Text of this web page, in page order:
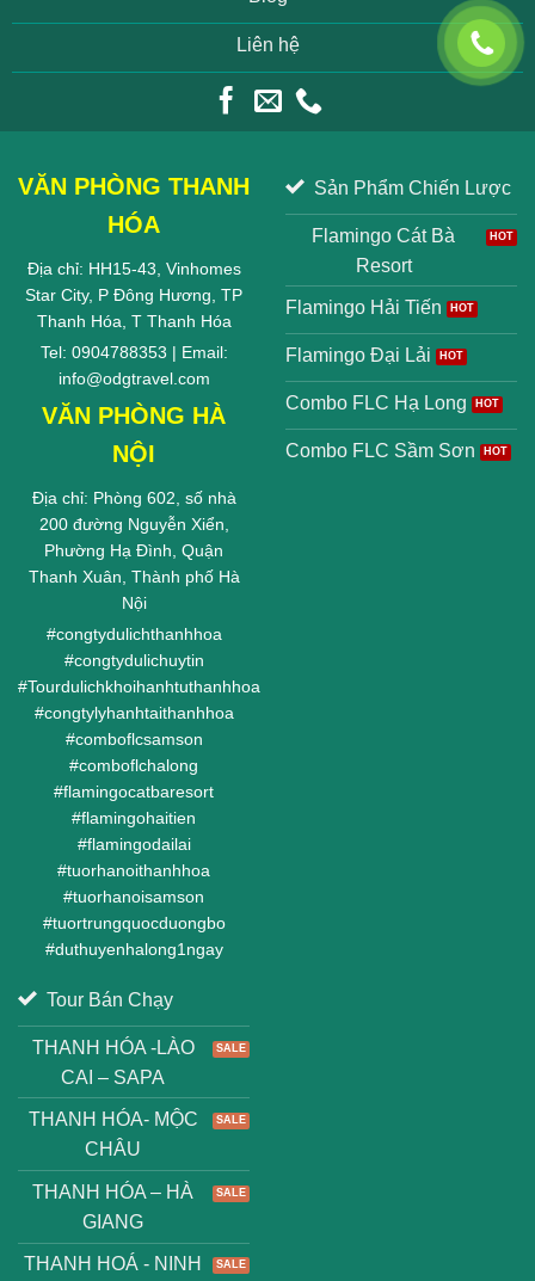
Liên hệ
VĂN PHÒNG THANH
HÓA
Địa chỉ: HH15-43, Vinhomes
Star City, P Đông Hương, TP
Thanh Hóa, T Thanh Hóa
Tel: 0904788353 | Email:
info@odgtravel.com
VĂN PHÒNG HÀ
NỘI
Địa chỉ: Phòng 602, số nhà
200 đường Nguyễn Xiển,
Phường Hạ Đình, Quận
Thanh Xuân, Thành phố Hà
Nội
#congtydulichthanhhoa
#congtydulichuytin
#Tourdulichkhoihanhtuthanhhoa
#congtylyhanhtaithanhhoa
#comboflcsamson
#comboflchalong
#flamingocatbaresort
#flamingohaitien
#flamingodailai
#tuorhanoithanhhoa
#tuorhanoisamson
#tuortrungquocduongbo
#duthuyenhalong1ngay
Sản Phẩm Chiến Lược
Flamingo Cát Bà
Resort
Flamingo Hải Tiến
Flamingo Đại Lải
Combo FLC Hạ Long
Combo FLC Sầm Sơn
Tour Bán Chạy
THANH HÓA -LÀO
CAI – SAPA
THANH HÓA- MỘC
CHÂU
THANH HÓA – HÀ
GIANG
THANH HOÁ - NINH